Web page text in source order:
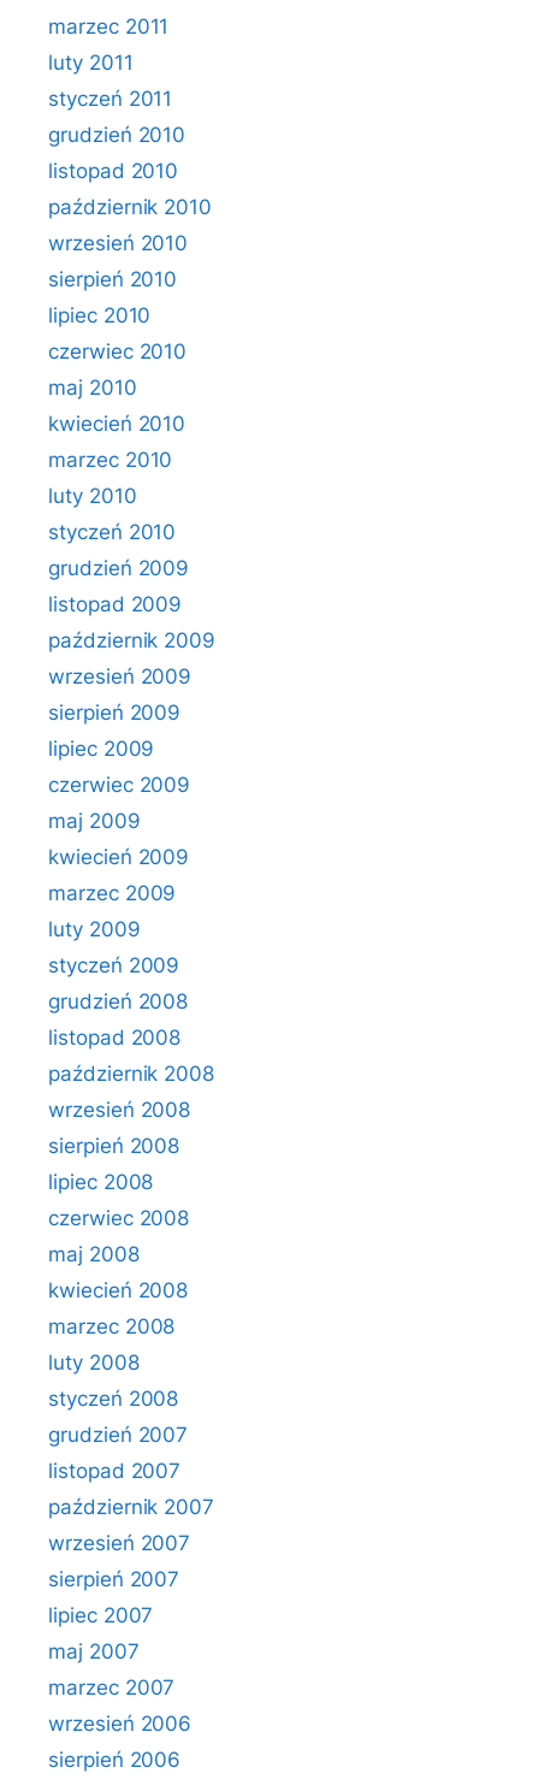
marzec 2011
luty 2011
styczeń 2011
grudzień 2010
listopad 2010
październik 2010
wrzesień 2010
sierpień 2010
lipiec 2010
czerwiec 2010
maj 2010
kwiecień 2010
marzec 2010
luty 2010
styczeń 2010
grudzień 2009
listopad 2009
październik 2009
wrzesień 2009
sierpień 2009
lipiec 2009
czerwiec 2009
maj 2009
kwiecień 2009
marzec 2009
luty 2009
styczeń 2009
grudzień 2008
listopad 2008
październik 2008
wrzesień 2008
sierpień 2008
lipiec 2008
czerwiec 2008
maj 2008
kwiecień 2008
marzec 2008
luty 2008
styczeń 2008
grudzień 2007
listopad 2007
październik 2007
wrzesień 2007
sierpień 2007
lipiec 2007
maj 2007
marzec 2007
wrzesień 2006
sierpień 2006